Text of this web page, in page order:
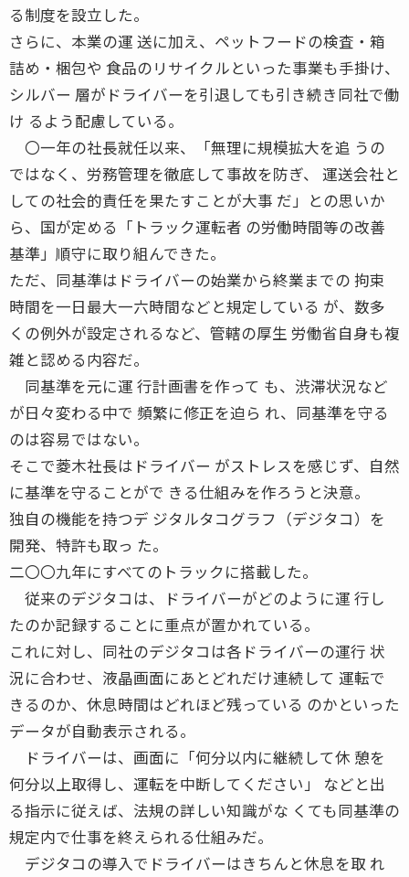
る制度を設立した。
さらに、本業の運 送に加え、ペットフードの検査・箱
詰め・梱包や 食品のリサイクルといった事業も手掛け、
シルバー 層がドライバーを引退しても引き続き同社で働
け るよう配慮している。
〇一年の社長就任以来、「無理に規模拡大を追 うの
ではなく、労務管理を徹底して事故を防ぎ、 運送会社と
しての社会的責任を果たすことが大事 だ」との思いか
ら、国が定める「トラック運転者 の労働時間等の改善
基準」順守に取り組んできた。
ただ、同基準はドライバーの始業から終業までの 拘束
時間を一日最大一六時間などと規定している が、数多
くの例外が設定されるなど、管轄の厚生 労働省自身も複
雑と認める内容だ。
同基準を元に運 行計画書を作って も、渋滞状況など
が日々変わる中で 頻繁に修正を迫ら れ、同基準を守る
のは容易ではない。
そこで菱木社長はドライバー がストレスを感じず、自然
に基準を守ることがで きる仕組みを作ろうと決意。
独自の機能を持つデ ジタルタコグラフ（デジタコ）を
開発、特許も取っ た。
二〇〇九年にすべてのトラックに搭載した。
従来のデジタコは、ドライバーがどのように運 行し
たのか記録することに重点が置かれている。
これに対し、同社のデジタコは各ドライバーの運行 状
況に合わせ、液晶画面にあとどれだけ連続して 運転で
きるのか、休息時間はどれほど残っている のかといった
データが自動表示される。
ドライバーは、画面に「何分以内に継続して休 憩を
何分以上取得し、運転を中断してください」 などと出
る指示に従えば、法規の詳しい知識がな くても同基準の
規定内で仕事を終えられる仕組みだ。
デジタコの導入でドライバーはきちんと休息を取 れ